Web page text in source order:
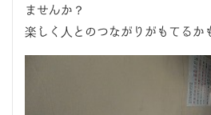
ませんか？
楽しく人とのつながりがもてるか